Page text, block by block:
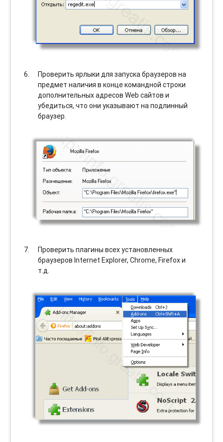
Проверить ярлыки для запуска браузеров на
предмет наличия в конце командной строки
дополнительных адресов Web сайтов и
убедиться, что они указывают на подлинный
браузер.
Проверить плагины всех установленных
браузеров Internet Explorer, Chrome, Firefox и
т.д.